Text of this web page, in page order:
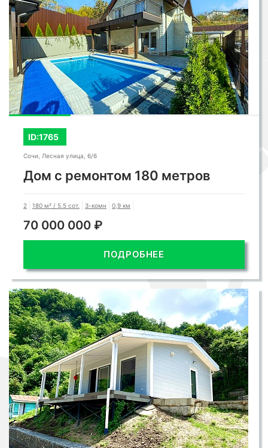
ID:1765
Сочи, Лесная улица, 6/6
Дом с ремонтом 180 метров
2 180 м² / 5.5 сот. 3-комн 0,9 км
70 000 000 ₽
ПОДРОБНЕЕ